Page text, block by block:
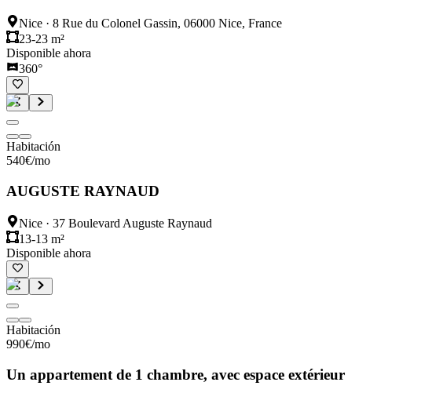
Nice · 8 Rue du Colonel Gassin, 06000 Nice, France
23-23 m²
Disponible ahora
360°
Habitación
540€/mo
AUGUSTE RAYNAUD
Nice · 37 Boulevard Auguste Raynaud
13-13 m²
Disponible ahora
Habitación
990€/mo
Un appartement de 1 chambre, avec espace extérieur